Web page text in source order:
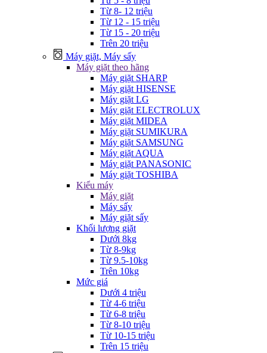
Từ 8- 12 triệu
Từ 12 - 15 triệu
Từ 15 - 20 triệu
Trên 20 triệu
Máy giặt, Máy sấy
Máy giặt theo hãng
Máy giặt SHARP
Máy giặt HISENSE
Máy giặt LG
Máy giặt ELECTROLUX
Máy giặt MIDEA
Máy giặt SUMIKURA
Máy giặt SAMSUNG
Máy giặt AQUA
Máy giặt PANASONIC
Máy giặt TOSHIBA
Kiểu máy
Máy giặt
Máy sấy
Máy giặt sấy
Khối lượng giặt
Dưới 8kg
Từ 8-9kg
Từ 9.5-10kg
Trên 10kg
Mức giá
Dưới 4 triệu
Từ 4-6 triệu
Từ 6-8 triệu
Từ 8-10 triệu
Từ 10-15 triệu
Trên 15 triệu